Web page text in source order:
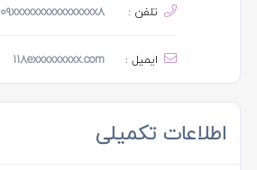
تلفن : ٠٩xxxxxxxxxxxxxxxx٨
ایمیل : 118exxxxxxxxx.com
اطلاعات تکمیلی